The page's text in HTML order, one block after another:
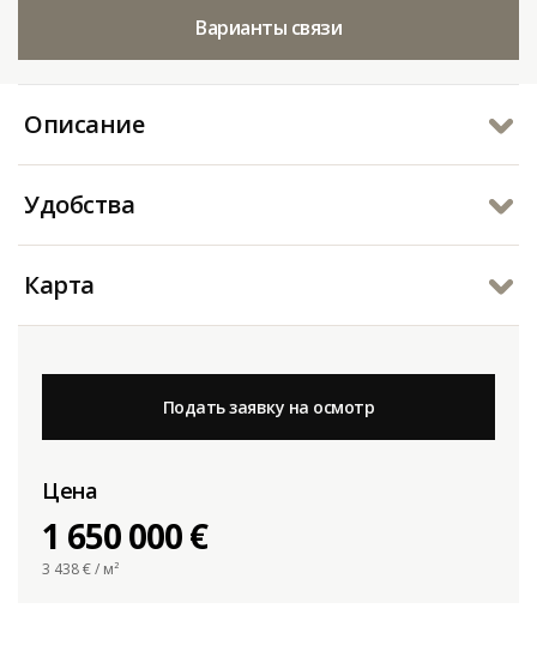
Варианты связи
Описание
Удобства
Карта
Подать заявку на осмотр
Цена
1 650 000 €
3 438€ / м²